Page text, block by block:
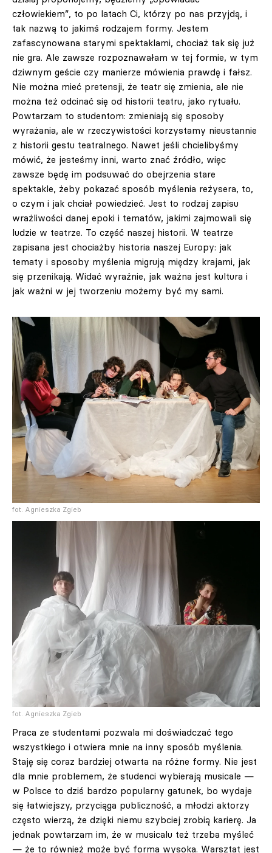
człowiekiem”, to po latach Ci, którzy po nas przyjdą, i
tak nazwą to jakimś rodzajem formy. Jestem
zafascynowana starymi spektaklami, chociaż tak się już
nie gra. Ale zawsze rozpoznawałam w tej formie, w tym
dziwnym geście czy manierze mówienia prawdę i fałsz.
Nie można mieć pretensji, że teatr się zmienia, ale nie
można też odcinać się od historii teatru, jako rytuału.
Powtarzam to studentom: zmieniają się sposoby
wyrażania, ale w rzeczywistości korzystamy nieustannie
z historii gestu teatralnego. Nawet jeśli chcielibyśmy
mówić, że jesteśmy inni, warto znać źródło, więc
zawsze będę im podsuwać do obejrzenia stare
spektakle, żeby pokazać sposób myślenia reżysera, to,
o czym i jak chciał powiedzieć. Jest to rodzaj zapisu
wrażliwości danej epoki i tematów, jakimi zajmowali się
ludzie w teatrze. To część naszej historii. W teatrze
zapisana jest chociażby historia naszej Europy: jak
tematy i sposoby myślenia migrują między krajami, jak
się przenikają. Widać wyraźnie, jak ważna jest kultura i
jak ważni w jej tworzeniu możemy być my sami.
fot. Agnieszka Zgieb
fot. Agnieszka Zgieb
Praca ze studentami pozwala mi doświadczać tego
wszystkiego i otwiera mnie na inny sposób myślenia.
Staję się coraz bardziej otwarta na różne formy. Nie jest
dla mnie problemem, że studenci wybierają musicale —
w Polsce to dziś bardzo popularny gatunek, bo wydaje
się łatwiejszy, przyciąga publiczność, a młodzi aktorzy
często wierzą, że dzięki niemu szybciej zrobią karierę. Ja
jednak powtarzam im, że w musicalu też trzeba myśleć
— że to również może być forma wysoka. Warsztat jest